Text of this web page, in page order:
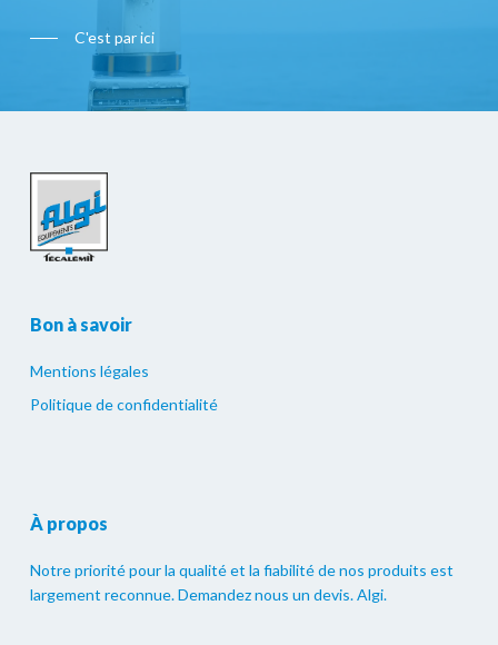
C'est par ici
Bon à savoir
Mentions légales
Politique de confidentialité
À propos
Notre priorité pour la qualité et la fiabilité de nos produits est
largement reconnue. Demandez nous un devis. Algi.